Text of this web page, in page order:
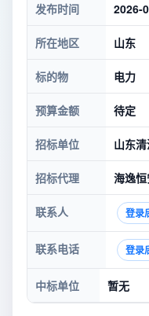
发布时间 2026-
所在地区 山东
标的物 电力
预算金额 待定
招标单位 山东
招标代理 海逸
联系人 登录
联系电话 登录
中标单位 暂无